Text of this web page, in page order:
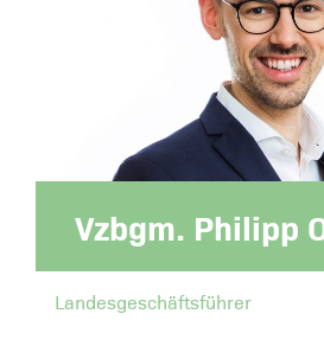
Vzbgm. Philipp
Landesgeschäftsführer